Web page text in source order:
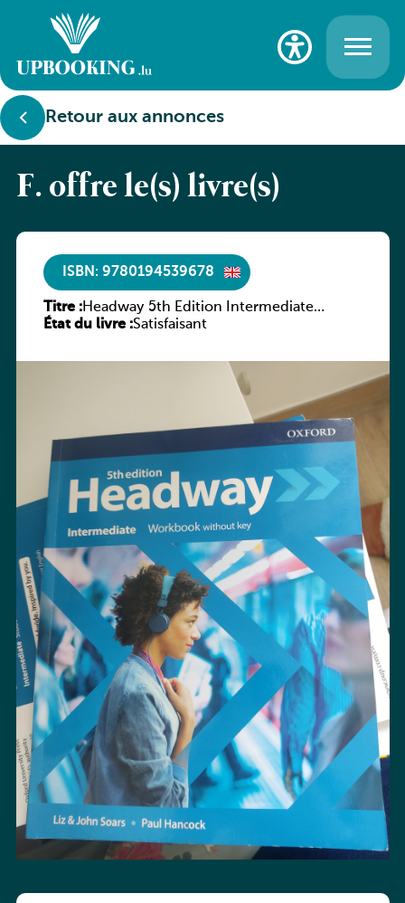
Retour aux annonces
F. offre le(s) livre(s)
ISBN: 9780194539678
Titre :Headway 5th Edition Intermediate
Workbook without key
État du livre :Satisfaisant